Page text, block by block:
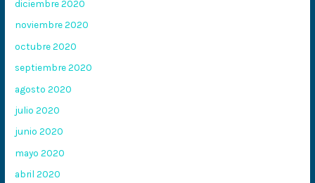
diciembre 2020
noviembre 2020
octubre 2020
septiembre 2020
agosto 2020
julio 2020
junio 2020
mayo 2020
abril 2020